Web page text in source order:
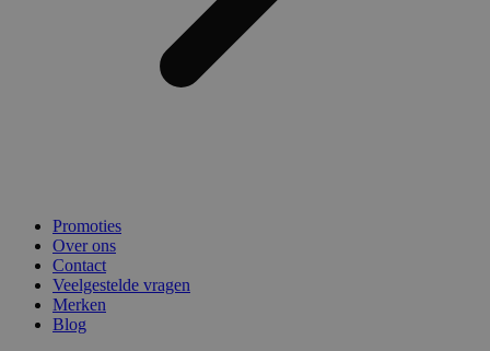
Promoties
Over ons
Contact
Veelgestelde vragen
Merken
Blog